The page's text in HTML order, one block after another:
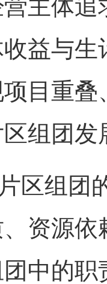
主体追
益与生
目重
区组团发
区组团
资源
团中的